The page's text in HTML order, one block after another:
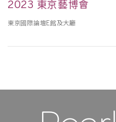
2023 東京藝博會
東京國際論壇E館及⼤廳